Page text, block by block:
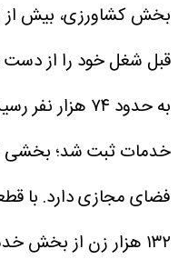
قبل شغل خود را از
به حدود ۷۴
خدمات ثبت شد؛ بخشی
فضای مجازی دارد. با
۱۳۲ هزار زن از بخش